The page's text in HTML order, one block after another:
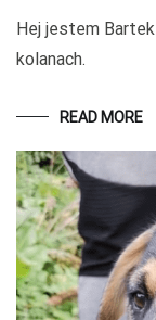
Hej jestem
kolanach.
READ MORE